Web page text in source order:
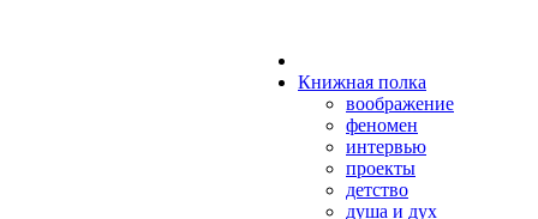
Книжная полка
воображение
феномен
интервью
проекты
детство
душа и дух